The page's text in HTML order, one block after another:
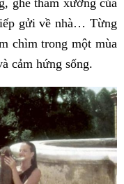
ghé thăm xưởng của
gửi về nhà… Từng
chìm trong một mùa
cảm hứng sống.